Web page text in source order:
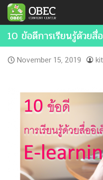
Skip
content
10 ข้อดีการเรียนรู้ด้วย
November 15, 2019